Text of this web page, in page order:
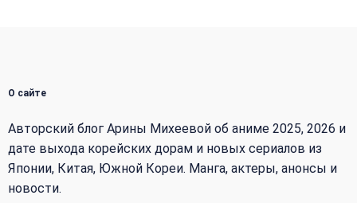
О сайте
Авторский блог Арины Михеевой об аниме 2025, 2026 и
дате выхода корейских дорам и новых сериалов из
Японии, Китая, Южной Кореи. Манга, актеры, анонсы и
новости.